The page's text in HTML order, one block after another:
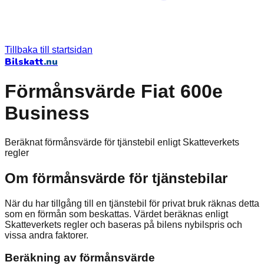
Tillbaka till startsidan
Bilskatt.nu
Förmånsvärde Fiat 600e
Business
Beräknat förmånsvärde för tjänstebil enligt Skatteverkets
regler
Om förmånsvärde för tjänstebilar
När du har tillgång till en tjänstebil för privat bruk räknas detta
som en förmån som beskattas. Värdet beräknas enligt
Skatteverkets regler och baseras på bilens nybilspris och
vissa andra faktorer.
Beräkning av förmånsvärde